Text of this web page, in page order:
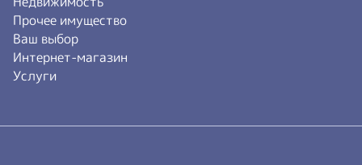
Прочее имущество
Ваш выбор
Интернет-магазин
Услуги